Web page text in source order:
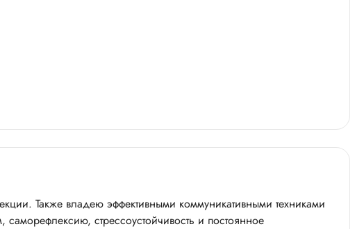
Также владею эффективными коммуникативными техниками
стрессоустойчивость и постоянное